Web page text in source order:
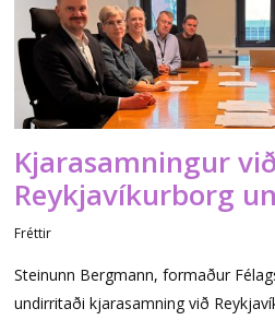
Kjarasamningur við
Reykjavíkurborg
Fréttir
Steinunn Bergmann, formaður
undirritaði kjarasamning við